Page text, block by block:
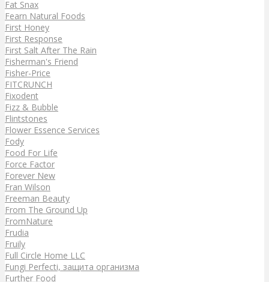
Fat Snax
Fearn Natural Foods
First Honey
First Response
First Salt After The Rain
Fisherman's Friend
Fisher-Price
FITCRUNCH
Fixodent
Fizz & Bubble
Flintstones
Flower Essence Services
Fody
Food For Life
Force Factor
Forever New
Fran Wilson
Freeman Beauty
From The Ground Up
FromNature
Frudia
Fruily
Full Circle Home LLC
Fungi Perfecti, защита организма
Further Food